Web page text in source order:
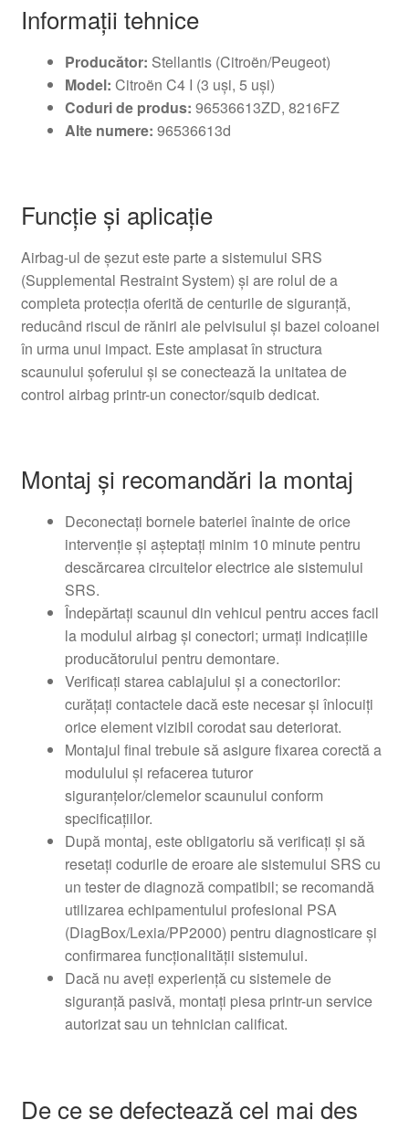
Informații tehnice
Producător: Stellantis (Citroën/Peugeot)
Model: Citroën C4 I (3 uși, 5 uși)
Coduri de produs: 96536613ZD, 8216FZ
Alte numere: 96536613d
Funcție și aplicație
Airbag-ul de șezut este parte a sistemului SRS
(Supplemental Restraint System) și are rolul de a
completa protecția oferită de centurile de siguranță,
reducând riscul de răniri ale pelvisului și bazei coloanei
în urma unui impact. Este amplasat în structura
scaunului șoferului și se conectează la unitatea de
control airbag printr-un conector/squib dedicat.
Montaj și recomandări la montaj
Deconectați bornele bateriei înainte de orice
intervenție și așteptați minim 10 minute pentru
descărcarea circuitelor electrice ale sistemului
SRS.
Îndepărtați scaunul din vehicul pentru acces facil
la modulul airbag și conectori; urmați indicațiile
producătorului pentru demontare.
Verificați starea cablajului și a conectorilor:
curățați contactele dacă este necesar și înlocuiți
orice element vizibil corodat sau deteriorat.
Montajul final trebuie să asigure fixarea corectă a
modulului și refacerea tuturor
siguranțelor/clemelor scaunului conform
specificațiilor.
După montaj, este obligatoriu să verificați și să
resetați codurile de eroare ale sistemului SRS cu
un tester de diagnoză compatibil; se recomandă
utilizarea echipamentului profesional PSA
(DiagBox/Lexia/PP2000) pentru diagnosticare și
confirmarea funcționalității sistemului.
Dacă nu aveți experiență cu sistemele de
siguranță pasivă, montați piesa printr-un service
autorizat sau un tehnician calificat.
De ce se defectează cel mai des